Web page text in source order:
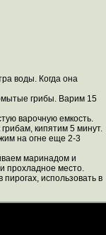
воды. Когда она
грибы. Варим 15
варочную емкость.
кипятим 5 минут.
на огне еще 2-3
маринадом и
прохладное место.
пирогах, использовать в